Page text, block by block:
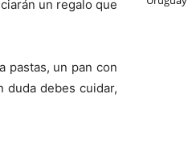
un regalo que
pastas, un pan con
duda debes cuidar,